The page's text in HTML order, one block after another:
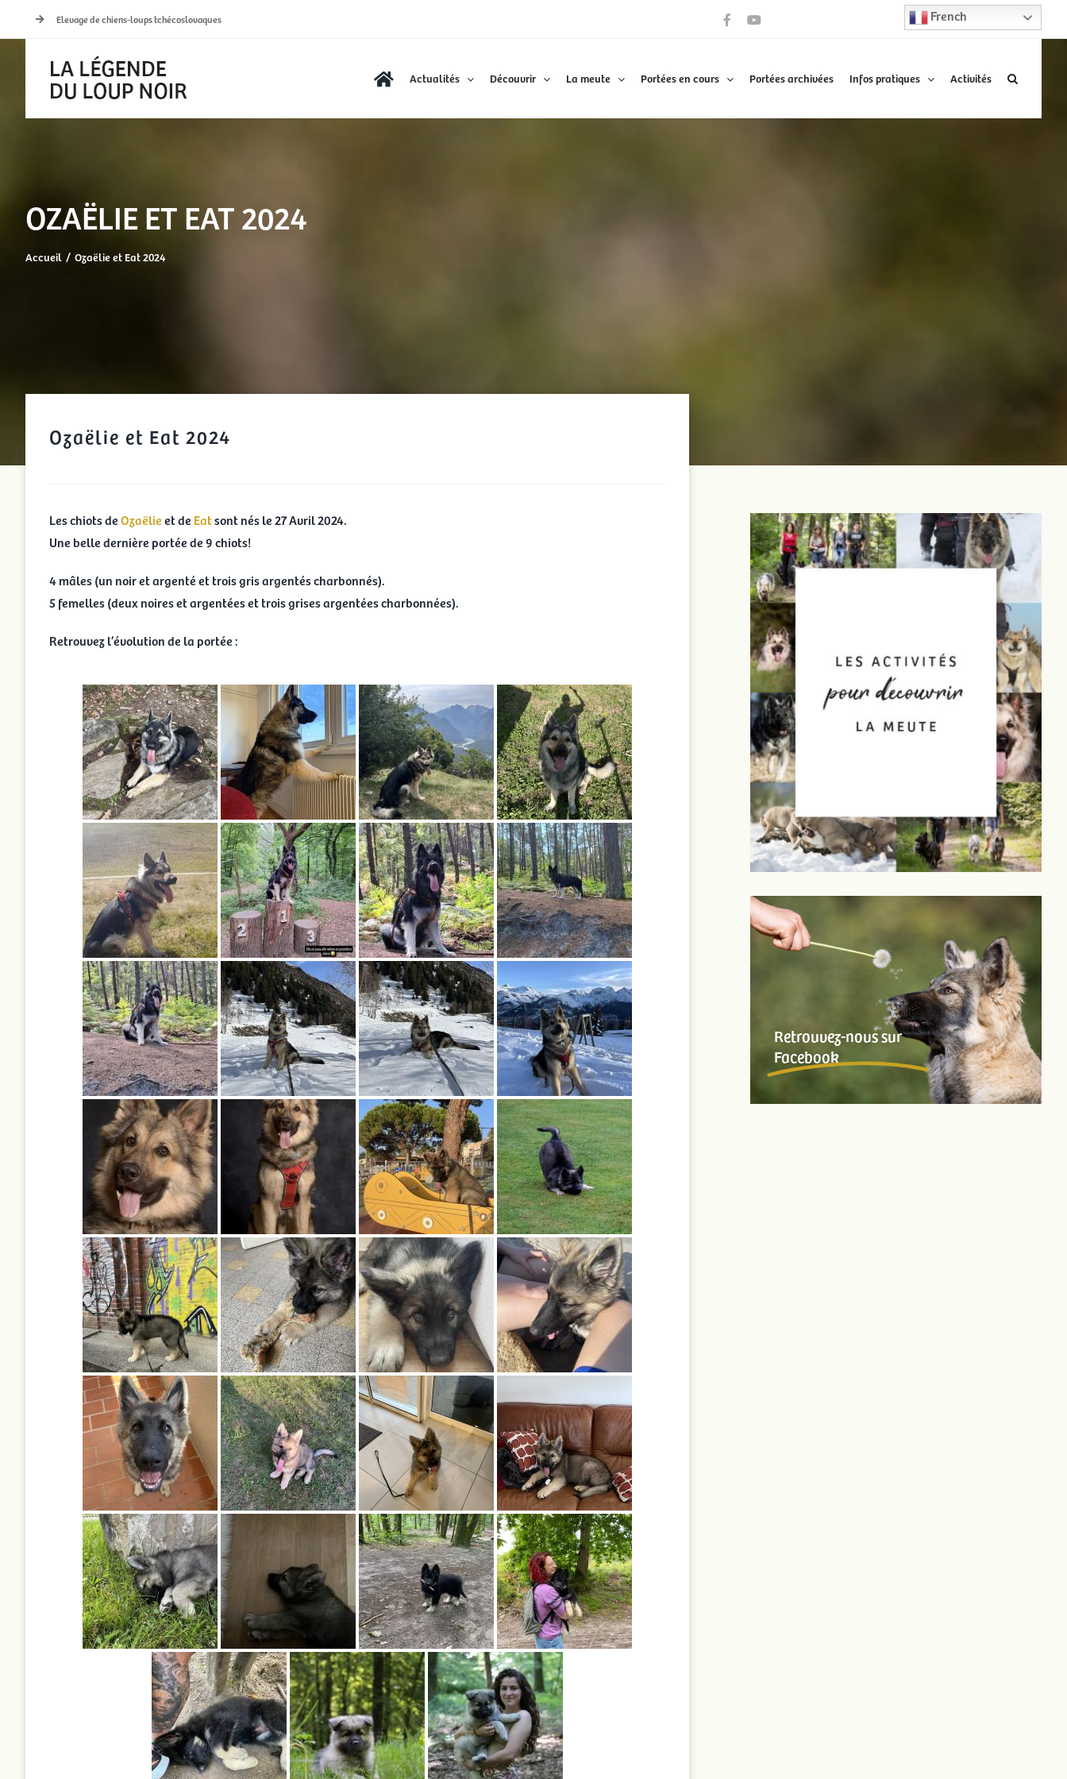
Elevage de chiens-loups tchécoslovaques French
Facebook
Actualités Découvrir La meute Portées en cours Portées archivées Infos pratiques Activités
OZAËLIE ET EAT 2024
Accueil Ozaëlie et Eat 2024
Ozaëlie et Eat 2024
Les chiots deOzaëlieet de Eatsont nés le 27 Avril 2024.
Une belle dernière portée de 9 chiots!
4 mâles (un noir et argenté et trois gris argentés charbonnés).
5 femelles (deux noires et argentées et trois grises argentées charbonnées).
Retrouvez l’évolution de la portée :
Retrouvez-nous sur
Facebook